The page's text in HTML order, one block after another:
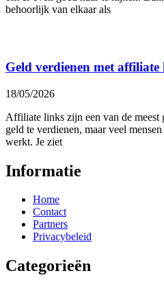
behoorlijk van elkaar als
Geld verdienen met
18/05/2026
Affiliate links zijn een van de meest
geld te verdienen, maar veel
werkt. Je ziet
Informatie
Home
Contact
Partners
Privacybeleid
Categorieën